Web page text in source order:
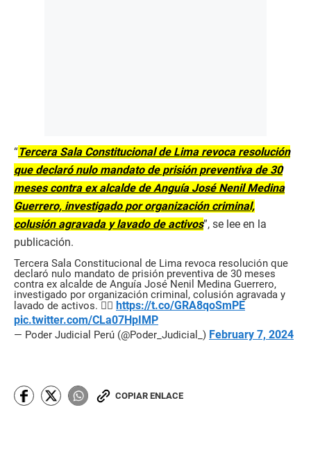
“Tercera Sala Constitucional de Lima revoca resolución
que declaró nulo mandato de prisión preventiva de 30
meses contra ex alcalde de Anguía José Nenil Medina
Guerrero, investigado por organización criminal,
colusión agravada y lavado de activos”, se lee en la
publicación.
Tercera Sala Constitucional de Lima revoca resolución que
declaró nulo mandato de prisión preventiva de 30 meses
contra ex alcalde de Anguía José Nenil Medina Guerrero,
investigado por organización criminal, colusión agravada y
lavado de activos. 👉🏻 https://t.co/GRA8qoSmPE
pic.twitter.com/CLa07HpIMP
— Poder Judicial Perú (@Poder_Judicial_) February 7, 2024
COPIAR ENLACE